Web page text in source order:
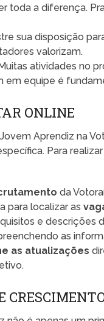
toda a diferença.
sua disposição
valorizam.
atividades no
em equipe é
ONLINE
Aprendiz na
Para
da
para localizar as
e descrições
as
as atualizações